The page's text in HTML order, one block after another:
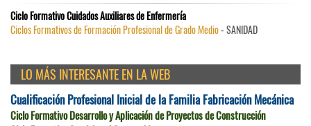
Ciclo Formativo Cuidados Auxiliares de Enfermería
Ciclos Formativos de Formación Profesional de Grado Medio- SANIDAD
LO MÁS INTERESANTE EN LA WEB
Cualificación Profesional Inicial de la Familia Fabricación Mecánica
Ciclo Formativo Desarrollo y Aplicación de Proyectos de Construcción